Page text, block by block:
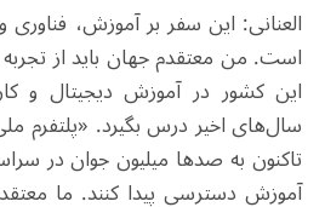
العنانی: این سفر بر آموزش،
است. من معتقدم جهان باید از
این کشور در آموزش دیجیتال و
سال‌های اخیر درس بگیرد. «پلتفرم
تاکنون به صدها میلیون جوان در
آموزش دسترسی پیدا کنند. ما